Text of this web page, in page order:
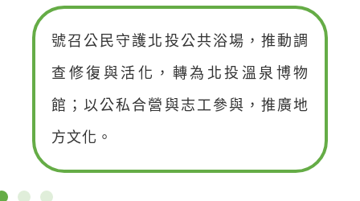
號召公民守護北投公共浴場，推動調
查修復與活化，轉為北投溫泉博物
館；以公私合營與志工參與，推廣地
方文化。